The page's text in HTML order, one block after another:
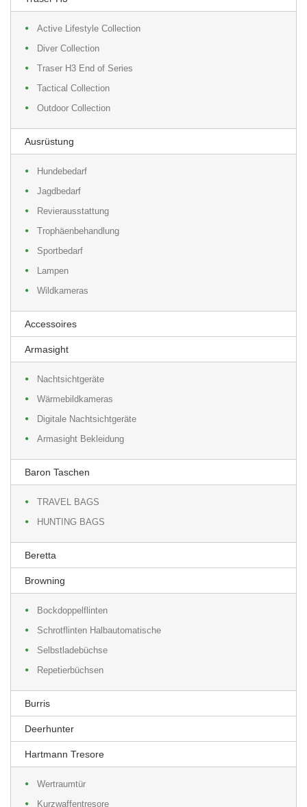
Active Lifestyle Collection
Diver Collection
Traser H3 End of Series
Tactical Collection
Outdoor Collection
Ausrüstung
Hundebedarf
Jagdbedarf
Revierausstattung
Trophäenbehandlung
Sportbedarf
Lampen
Wildkameras
Accessoires
Armasight
Nachtsichtgeräte
Wärmebildkameras
Digitale Nachtsichtgeräte
Armasight Bekleidung
Baron Taschen
TRAVEL BAGS
HUNTING BAGS
Beretta
Browning
Bockdoppelflinten
Schrotflinten Halbautomatische
Selbstladebüchse
Repetierbüchsen
Burris
Deerhunter
Hartmann Tresore
Wertraumtür
Kurzwaffentresore